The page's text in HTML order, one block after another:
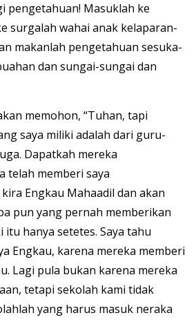
pengetahuan! Masuklah ke
surgalah wahai anak kelaparan-
makanlah pengetahuan sesuka-
dan sungai-sungai dan
memohon, “Tuhan, tapi
saya miliki adalah dari guru-
Dapatkah mereka
telah memberi saya
Engkau Mahaadil dan akan
pun yang pernah memberikan
hanya setetes. Saya tahu
Engkau, karena mereka memberi
Lagi pula bukan karena mereka
tetapi sekolah kami tidak
yang harus masuk neraka